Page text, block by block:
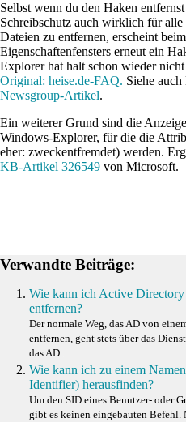
Selbst wenn du den Haken
Schreibschutz auch wirklich für alle
Dateien zu entfernen, erscheint
Eigenschaftenfensters erneut ein
Explorer hat halt schon wieder nicht
Original: heise.de-FAQ. Siehe
Newsgroup-Artikel.
Ein weiterer Grund sind die
Windows-Explorer, für die die
eher: zweckentfremdet) werden.
KB-Artikel 326549 von Microsoft.
Verwandte Beiträge:
Wie kann ich Active
entfernen?
Der normale Weg, das AD von
entfernen, geht stets über das
das AD...
Wie kann ich zu einem
Identifier) herausfinden?
Um den SID eines Benutzer- oder
gibt es keinen eingebauten